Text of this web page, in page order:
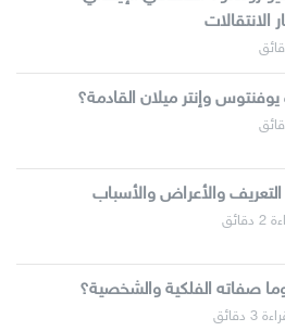
الانتقالات
يوفنتوس وإنتر ميلان القادمة؟
والأعراض والأسباب
صفاته الفلكية والشخصية؟